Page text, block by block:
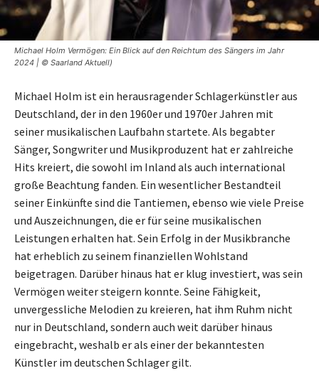
Michael Holm Vermögen: Ein Blick auf den Reichtum des Sängers im Jahr
2024 | © Saarland Aktuell)
Michael Holm ist ein herausragender Schlagerkünstler aus
Deutschland, der in den 1960er und 1970er Jahren mit
seiner musikalischen Laufbahn startete. Als begabter
Sänger, Songwriter und Musikproduzent hat er zahlreiche
Hits kreiert, die sowohl im Inland als auch international
große Beachtung fanden. Ein wesentlicher Bestandteil
seiner Einkünfte sind die Tantiemen, ebenso wie viele Preise
und Auszeichnungen, die er für seine musikalischen
Leistungen erhalten hat. Sein Erfolg in der Musikbranche
hat erheblich zu seinem finanziellen Wohlstand
beigetragen. Darüber hinaus hat er klug investiert, was sein
Vermögen weiter steigern konnte. Seine Fähigkeit,
unvergessliche Melodien zu kreieren, hat ihm Ruhm nicht
nur in Deutschland, sondern auch weit darüber hinaus
eingebracht, weshalb er als einer der bekanntesten
Künstler im deutschen Schlager gilt.